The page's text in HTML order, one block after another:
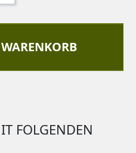
FOLGENDEN